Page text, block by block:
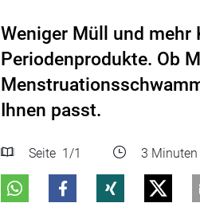
Weniger Müll und
Periodenprodukte. Ob
Ihnen passt.
Seite 1 /1 3 Minuten